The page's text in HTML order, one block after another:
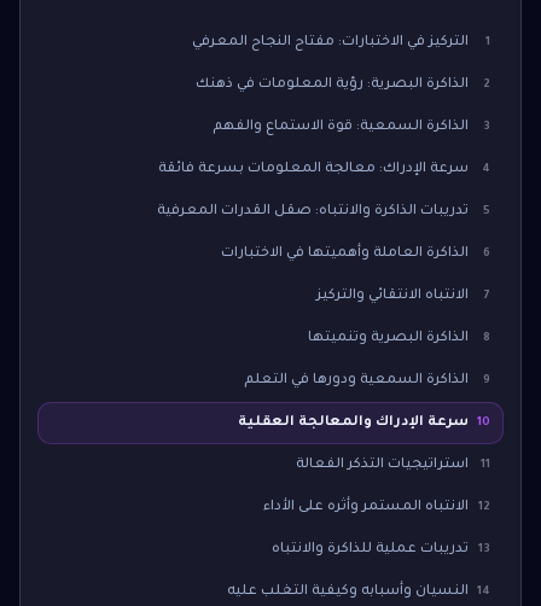
1 التركيز في الاختبارات: مفتاح النجاح المعرفي
2 الذاكرة البصرية: رؤية المعلومات في ذهنك
3 الذاكرة السمعية: قوة الاستماع والفهم
4 سرعة الإدراك: معالجة المعلومات بسرعة فائقة
5 تدريبات الذاكرة والانتباه: صقل القدرات المعرفية
6 الذاكرة العاملة وأهميتها في الاختبارات
7 الانتباه الانتقائي والتركيز
8 الذاكرة البصرية وتنميتها
9 الذاكرة السمعية ودورها في التعلم
10 سرعة الإدراك والمعالجة العقلية
11 استراتيجيات التذكر الفعالة
12 الانتباه المستمر وأثره على الأداء
13 تدريبات عملية للذاكرة والانتباه
14 النسيان وأسبابه وكيفية التغلب عليه